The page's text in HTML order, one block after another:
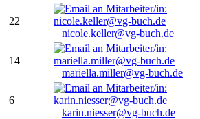
22
nicole.keller@vg-buch.de
14
mariella.miller@vg-buch.de
6
karin.niesser@vg-buch.de